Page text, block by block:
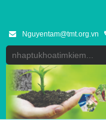
Nguyentam@tmt.org.vn